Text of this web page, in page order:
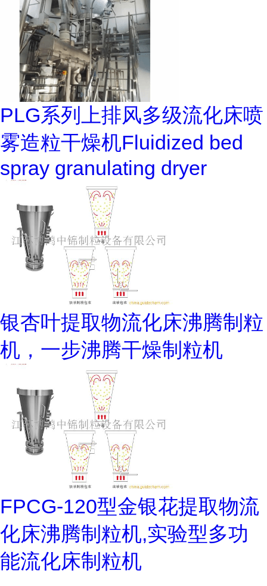
PLG系列上排风多级流化床喷
雾造粒干燥机Fluidized bed
spray granulating dryer
银杏叶提取物流化床沸腾制粒
机，一步沸腾干燥制粒机
FPCG-120型金银花提取物流
化床沸腾制粒机,实验型多功
能流化床制粒机